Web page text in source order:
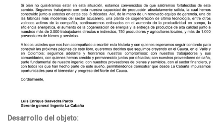
Desarrollo del objeto: